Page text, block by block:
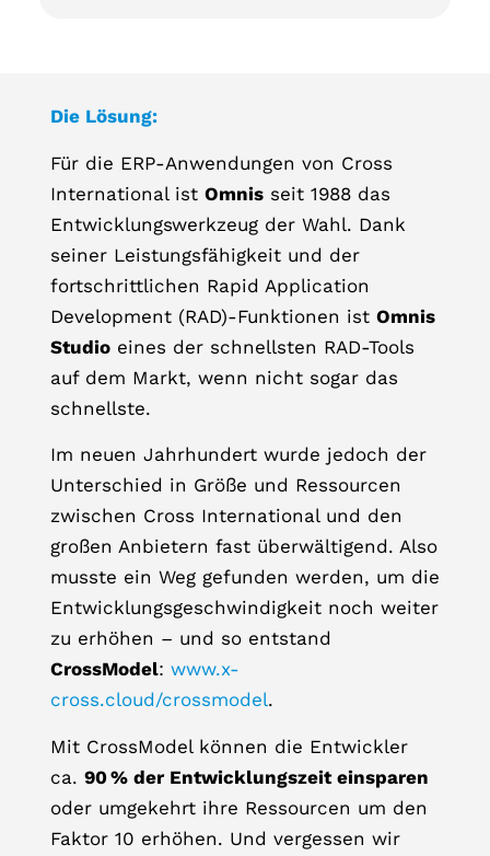
Die Lösung:
Für die ERP-Anwendungen von Cross
International ist Omnisseit 1988 das
Entwicklungswerkzeug der Wahl. Dank
seiner Leistungsfähigkeit und der
fortschrittlichen Rapid Application
Development (RAD)-Funktionen ist Omnis
Studioeines der schnellsten RAD-Tools
auf dem Markt, wenn nicht sogar das
schnellste.
Im neuen Jahrhundert wurde jedoch der
Unterschied in Größe und Ressourcen
zwischen Cross International und den
großen Anbietern fast überwältigend. Also
musste ein Weg gefunden werden, um die
Entwicklungsgeschwindigkeit noch weiter
zu erhöhen – und so entstand
CrossModel: www.x-
cross.cloud/crossmodel.
Mit CrossModel können die Entwickler
ca. 90 % der Entwicklungszeit einsparen
oder umgekehrt ihre Ressourcen um den
Faktor 10 erhöhen. Und vergessen wir